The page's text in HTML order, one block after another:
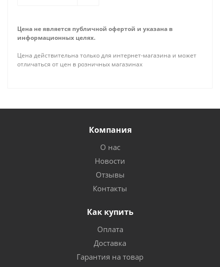
Цена не является публичной офертой и указана в
информационных целях.
Цена действительна только для интернет-магазина и может
отличаться от цен в розничных магазинах
Компания
О нас
Новости
Отзывы
Контакты
Как купить
Оплата
Доставка
Гарантия на товар